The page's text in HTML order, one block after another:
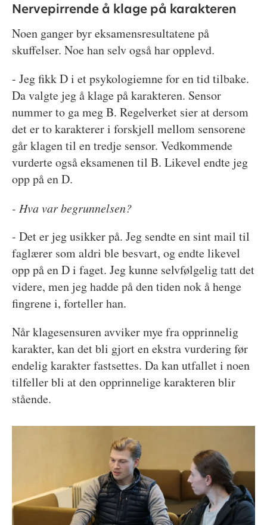
Nervepirrende å klage på karakteren
Noen ganger byr eksamensresultatene på
skuffelser. Noe han selv også har opplevd.
- Jeg fikk D i et psykologiemne for en tid tilbake.
Da valgte jeg å klage på karakteren. Sensor
nummer to ga meg B. Regelverket sier at dersom
det er to karakterer i forskjell mellom sensorene
går klagen til en tredje sensor. Vedkommende
vurderte også eksamenen til B. Likevel endte jeg
opp på en D.
- Hva var begrunnelsen?
- Det er jeg usikker på. Jeg sendte en sint mail til
faglærer som aldri ble besvart, og endte likevel
opp på en D i faget. Jeg kunne selvfølgelig tatt det
videre, men jeg hadde på den tiden nok å henge
fingrene i, forteller han.
Når klagesensuren avviker mye fra opprinnelig
karakter, kan det bli gjort en ekstra vurdering før
endelig karakter fastsettes. Da kan utfallet i noen
tilfeller bli at den opprinnelige karakteren blir
stående.